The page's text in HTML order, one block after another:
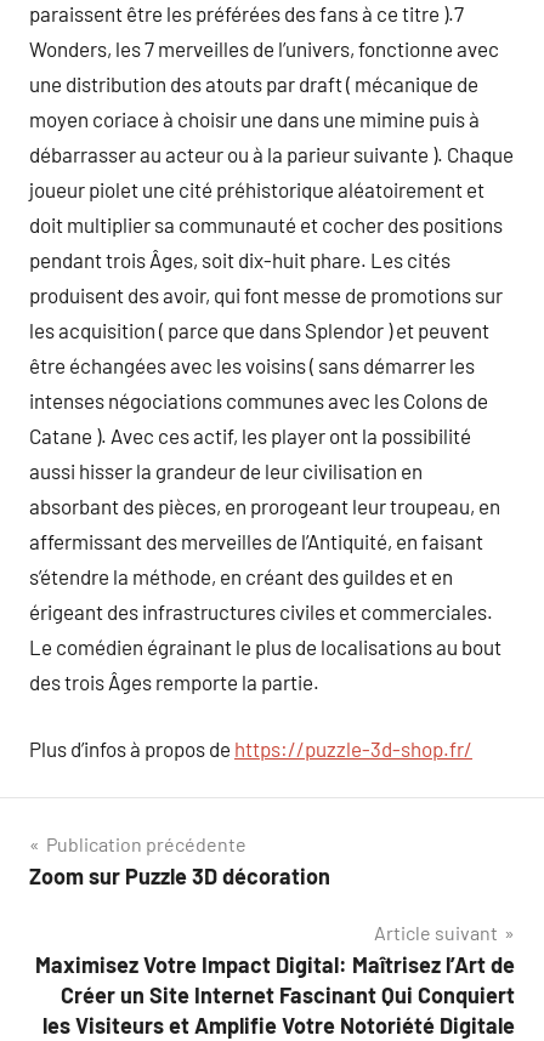
paraissent être les préférées des fans à ce titre ).7
Wonders, les 7 merveilles de l’univers, fonctionne avec
une distribution des atouts par draft ( mécanique de
moyen coriace à choisir une dans une mimine puis à
débarrasser au acteur ou à la parieur suivante ). Chaque
joueur piolet une cité préhistorique aléatoirement et
doit multiplier sa communauté et cocher des positions
pendant trois Âges, soit dix-huit phare. Les cités
produisent des avoir, qui font messe de promotions sur
les acquisition ( parce que dans Splendor ) et peuvent
être échangées avec les voisins ( sans démarrer les
intenses négociations communes avec les Colons de
Catane ). Avec ces actif, les player ont la possibilité
aussi hisser la grandeur de leur civilisation en
absorbant des pièces, en prorogeant leur troupeau, en
affermissant des merveilles de l’Antiquité, en faisant
s’étendre la méthode, en créant des guildes et en
érigeant des infrastructures civiles et commerciales.
Le comédien égrainant le plus de localisations au bout
des trois Âges remporte la partie.
Plus d’infos à propos de https://puzzle-3d-shop.fr/
Navigation
de
Publication précédente
Zoom sur Puzzle 3D décoration
Article suivant
Maximisez Votre Impact Digital: Maîtrisez l’Art de
Créer un Site Internet Fascinant Qui Conquiert
les Visiteurs et Amplifie Votre Notoriété Digitale